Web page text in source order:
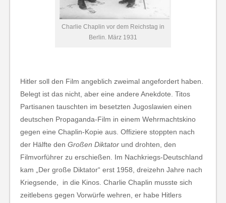
Charlie Chaplin vor dem Reichstag in
Berlin. März 1931
Hitler soll den Film angeblich zweimal angefordert haben.
Belegt ist das nicht, aber eine andere Anekdote. Titos
Partisanen tauschten im besetzten Jugoslawien einen
deutschen Propaganda-Film in einem Wehrmachtskino
gegen eine Chaplin-Kopie aus. Offiziere stoppten nach
der Hälfte den Großen Diktator und drohten, den
Filmvorführer zu erschießen. Im Nachkriegs-Deutschland
kam „Der große Diktator“ erst 1958, dreizehn Jahre nach
Kriegsende, in die Kinos. Charlie Chaplin musste sich
zeitlebens gegen Vorwürfe wehren, er habe Hitlers